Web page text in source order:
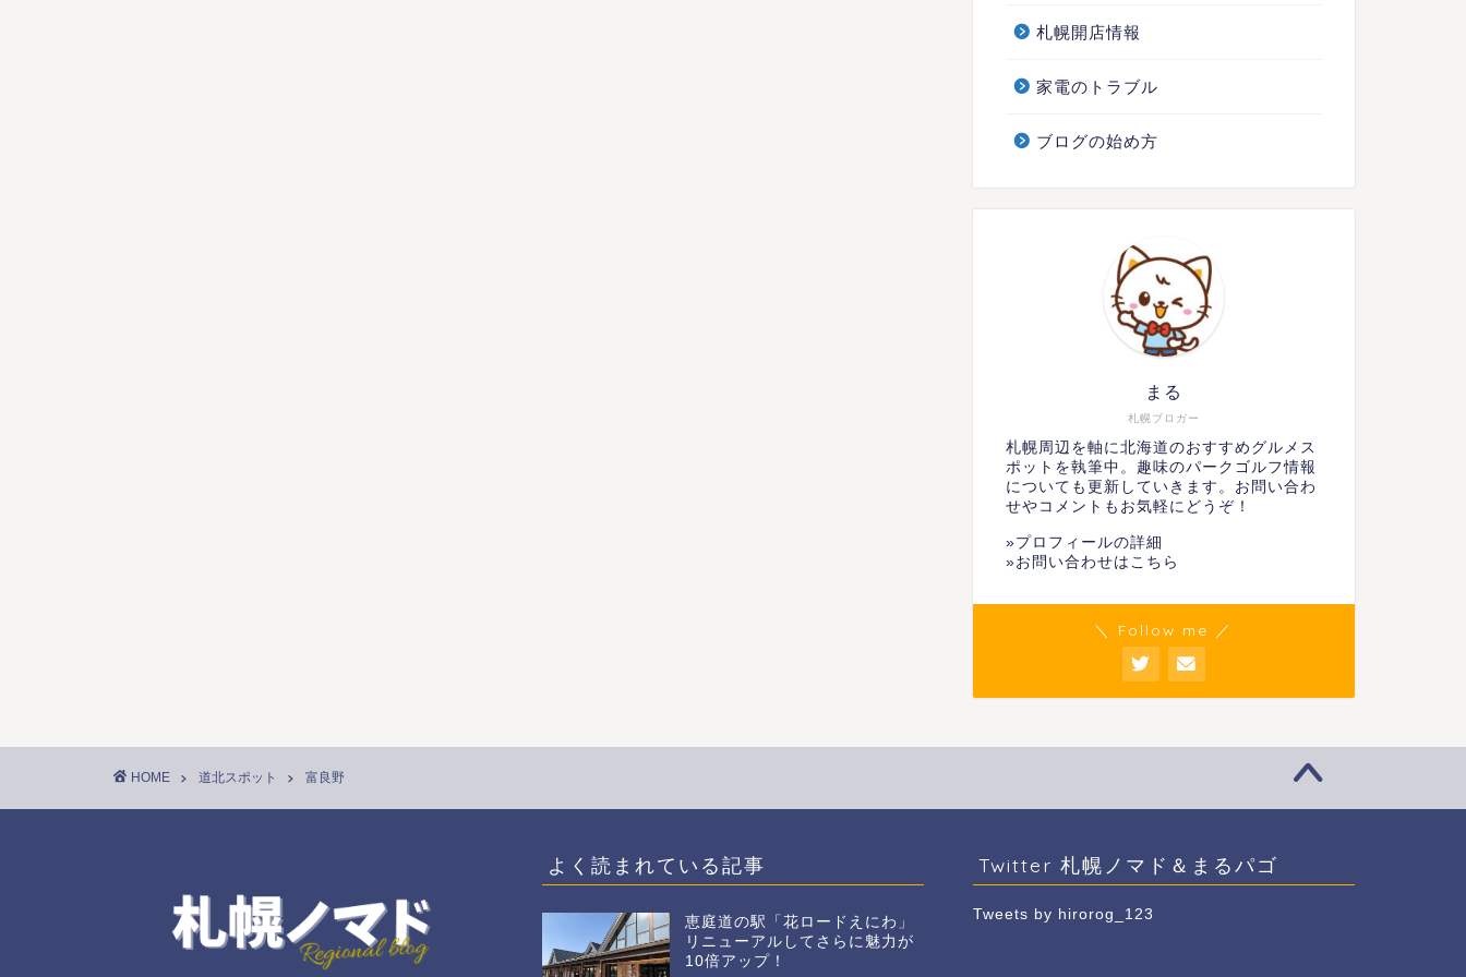
札幌開店情報
家電のトラブル
ブログの始め方
札幌ブロガー
まる
札幌周辺を軸に北海道のおすすめグルメス
ポットを執筆中。趣味のパークゴルフ情報
についても更新していきます。お問い合わ
せやコメントもお気軽にどうぞ！
»プロフィールの詳細
»お問い合わせはこちら
＼ Follow me ／
HOME 道北スポット 富良野
よく読まれている記事
恵庭道の駅「花ロードえにわ」
リニューアルしてさらに魅力が
10倍アップ！
Twitter 札幌ノマド＆まるパゴ
Tweets by hirorog_123